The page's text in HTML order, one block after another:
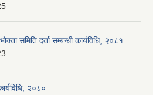
समिति दर्ता सम्बन्धी कार्यविधि, २०८१
२०८०